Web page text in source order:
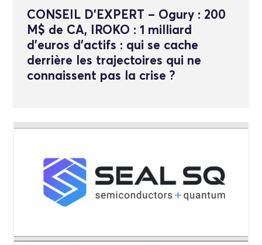
CONSEIL D’EXPERT – Ogury : 200
M$ de CA, IROKO : 1 milliard
d’euros d’actifs : qui se cache
derrière les trajectoires qui ne
connaissent pas la crise ?